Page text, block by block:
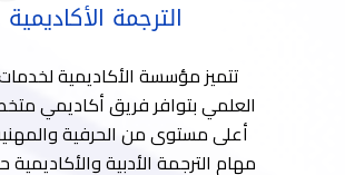
الترجمة الأكاديمية
تتميز مؤسسة الأكاديمية
العلمي بتوافر فريق أكاديمي
أعلى مستوى من الحرفية
مهام الترجمة الأدبية